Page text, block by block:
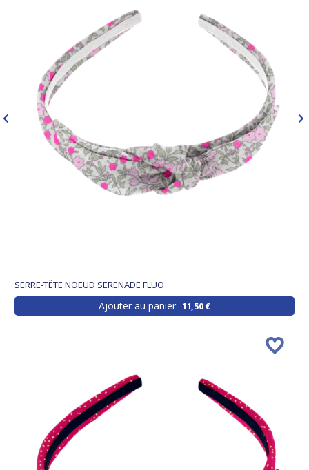
SERRE-TÊTE NOEUD SERENADE FLUO
Ajouter au panier 11,50 €